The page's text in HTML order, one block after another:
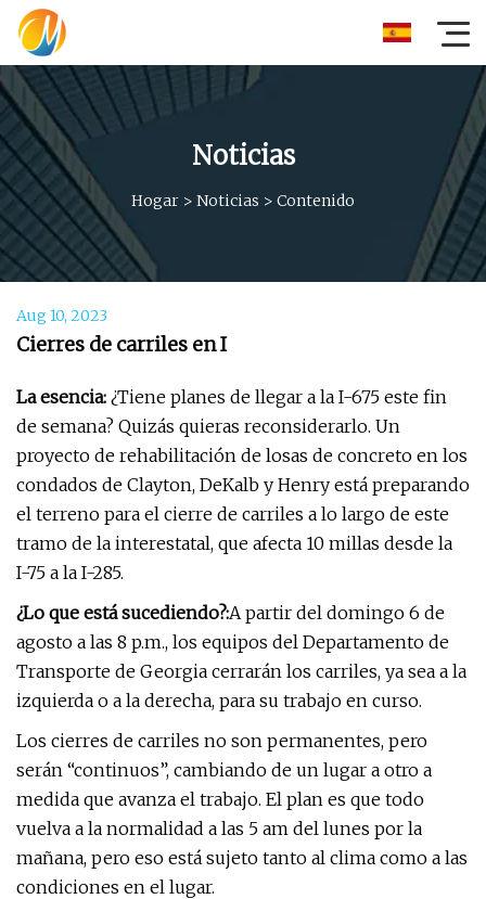
Noticias
Hogar > Noticias > Contenido
Aug 10, 2023
Cierres de carriles en I
La esencia: ¿Tiene planes de llegar a la I-675 este fin
de semana? Quizás quieras reconsiderarlo. Un
proyecto de rehabilitación de losas de concreto en los
condados de Clayton, DeKalb y Henry está preparando
el terreno para el cierre de carriles a lo largo de este
tramo de la interestatal, que afecta 10 millas desde la
I-75 a la I-285.
¿Lo que está sucediendo?:A partir del domingo 6 de
agosto a las 8 p.m., los equipos del Departamento de
Transporte de Georgia cerrarán los carriles, ya sea a la
izquierda o a la derecha, para su trabajo en curso.
Los cierres de carriles no son permanentes, pero
serán “continuos”, cambiando de un lugar a otro a
medida que avanza el trabajo. El plan es que todo
vuelva a la normalidad a las 5 am del lunes por la
mañana, pero eso está sujeto tanto al clima como a las
condiciones en el lugar.